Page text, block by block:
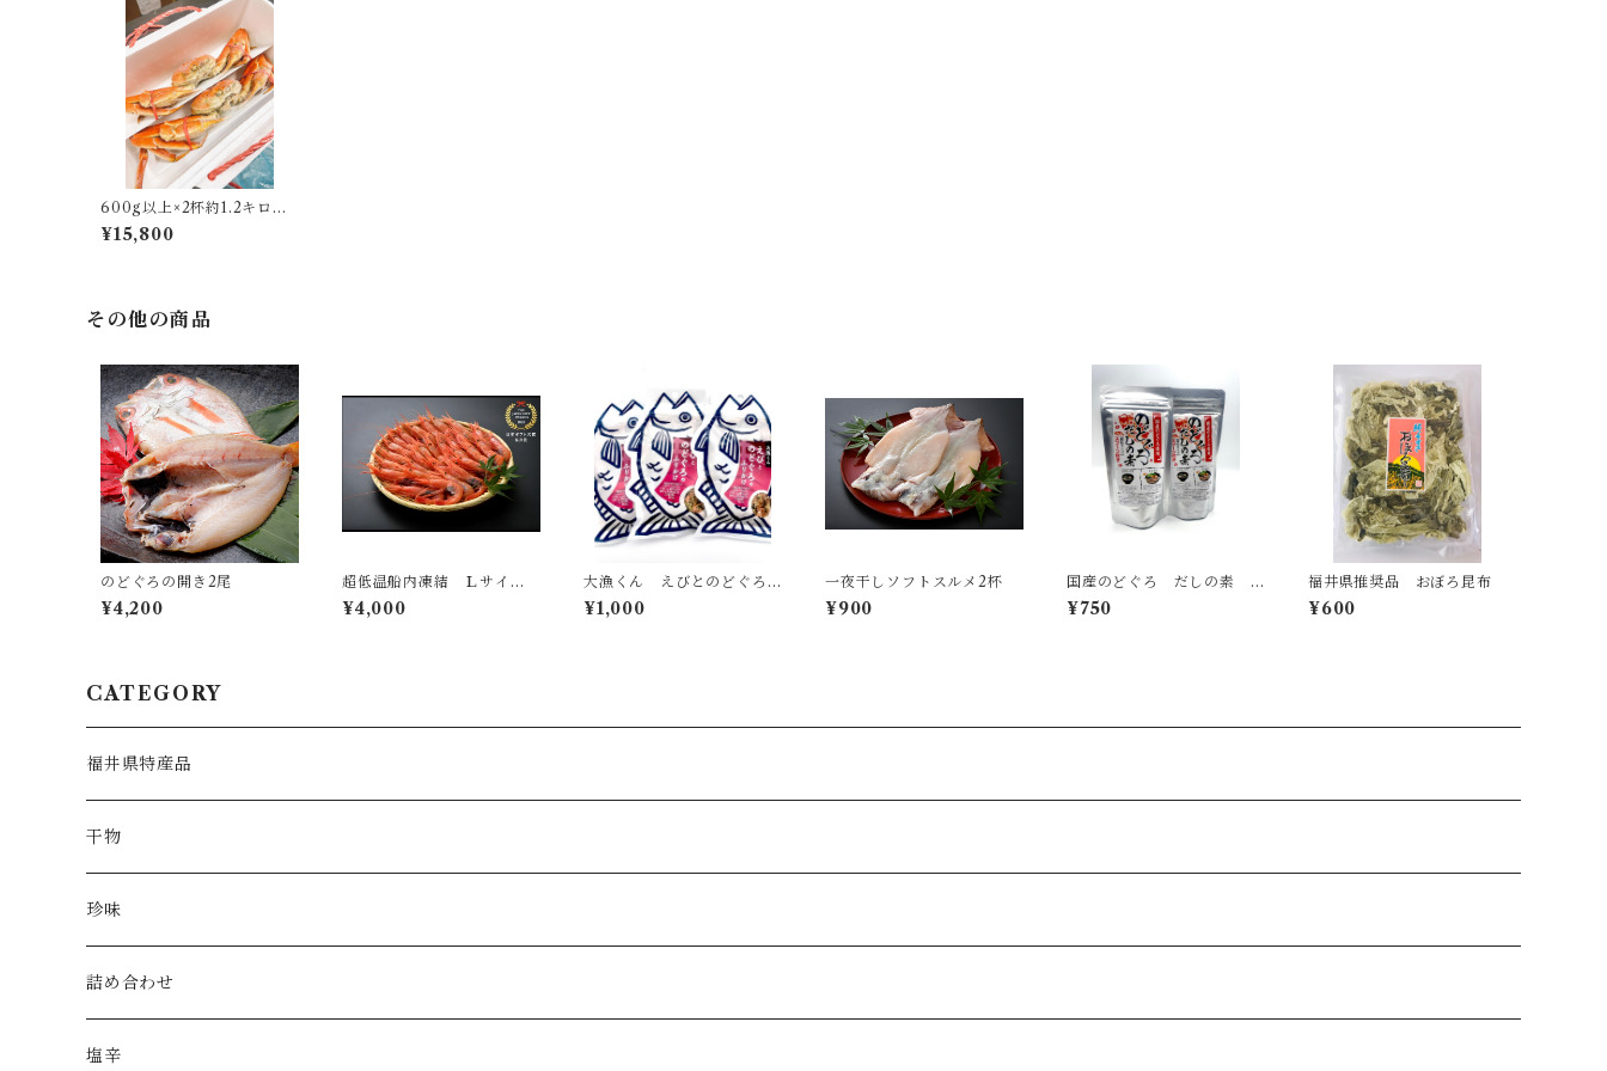
600g以上×2杯約1.2キロ以
上！！サイズ冷凍ボイル
ズワイガニ 送料無料
¥15,800
その他の商品
のどぐろの開き2尾
¥4,200
超低温船内凍結 Ｌサイ
ズ 子持ち甘えび 500g
(約30〜40尾)
¥4,000
大漁くん えびとのどぐろ
のふりかけ 3パック
¥1,000
一夜干しソフトスルメ2杯
¥900
国産のどぐろ だしの素
顆粒タイプ 2パック
¥750
福井県推奨品 おぼろ昆布
¥600
CATEGORY
福井県特産品
干物
珍味
詰め合わせ
塩辛